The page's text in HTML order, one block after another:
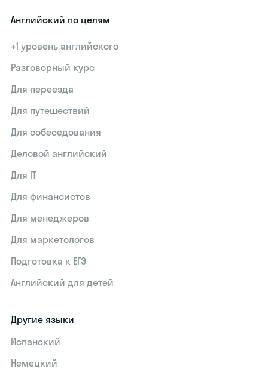
Английский по целям
+1 уровень английского
Разговорный курс
Для переезда
Для путешествий
Для собеседования
Деловой английский
Для IT
Для финансистов
Для менеджеров
Для маркетологов
Подготовка к ЕГЭ
Английский для детей
Другие языки
Испанский
Немецкий